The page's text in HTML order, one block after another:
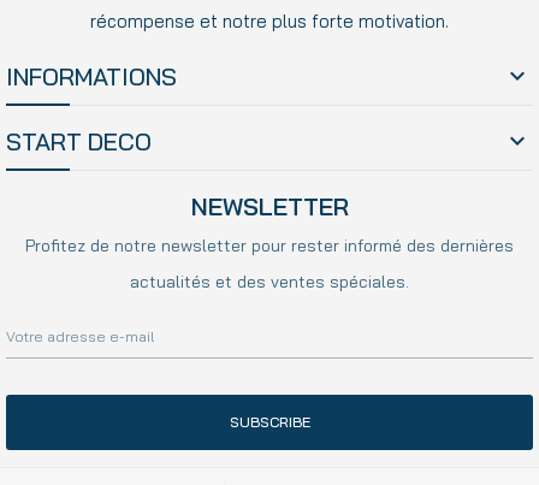
récompense et notre plus forte motivation.
INFORMATIONS 
START DECO 
NEWSLETTER
Profitez de notre newsletter pour rester informé des dernières
actualités et des ventes spéciales.
SUBSCRIBE